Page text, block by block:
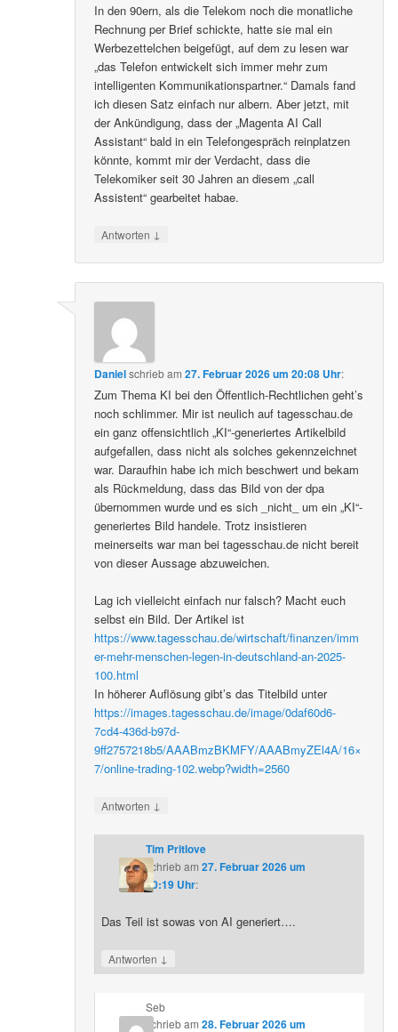
In den 90ern, als die Telekom noch die monatliche
Rechnung per Brief schickte, hatte sie mal ein
Werbezettelchen beigefügt, auf dem zu lesen war
„das Telefon entwickelt sich immer mehr zum
intelligenten Kommunikationspartner.“ Damals fand
ich diesen Satz einfach nur albern. Aber jetzt, mit
der Ankündigung, dass der „Magenta AI Call
Assistant“ bald in ein Telefongespräch reinplatzen
könnte, kommt mir der Verdacht, dass die
Telekomiker seit 30 Jahren an diesem „call
Assistent“ gearbeitet habae.
Antworten ↓
Danielschriebam27. Februar 2026 um 20:08 Uhr:
Zum Thema KI bei den Öffentlich-Rechtlichen geht’s
noch schlimmer. Mir ist neulich auf tagesschau.de
ein ganz offensichtlich „KI“-generiertes Artikelbild
aufgefallen, dass nicht als solches gekennzeichnet
war. Daraufhin habe ich mich beschwert und bekam
als Rückmeldung, dass das Bild von der dpa
übernommen wurde und es sich _nicht_ um ein „KI“-
generiertes Bild handele. Trotz insistieren
meinerseits war man bei tagesschau.de nicht bereit
von dieser Aussage abzuweichen.
Lag ich vielleicht einfach nur falsch? Macht euch
selbst ein Bild. Der Artikel ist
https://www.tagesschau.de/wirtschaft/finanzen/imm
er-mehr-menschen-legen-in-deutschland-an-2025-
100.html
In höherer Auflösung gibt’s das Titelbild unter
https://images.tagesschau.de/image/0daf60d6-
7cd4-436d-b97d-
9ff2757218b5/AAABmzBKMFY/AAABmyZEl4A/16×
7/online-trading-102.webp?width=2560
Antworten ↓
Tim Pritlove
schriebam 27. Februar 2026 um
20:19 Uhr:
Das Teil ist sowas von AI generiert….
Antworten ↓
Seb
schriebam 28. Februar 2026 um